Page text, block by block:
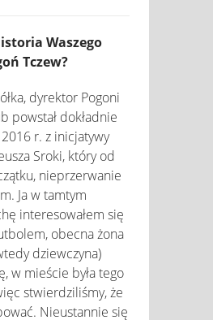
Waszego
Tczew?
dyrektor Pogoni
powstał dokładnie
r. z inicjatywy
Sroki, który od
nieprzerwanie
Ja w tamtym
interesowałem się
obecna żona
dziewczyna)
w mieście była tego
stwierdziliśmy, że
Nieustannie się